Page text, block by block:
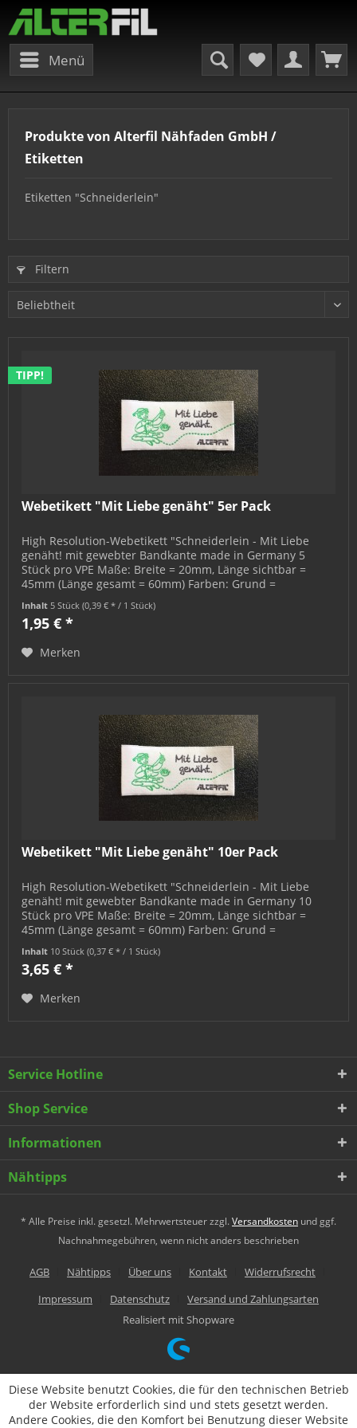
Menü
Produkte von Alterfil Nähfaden GmbH /
Etiketten
Etiketten "Schneiderlein"
Filtern
TIPP!
Webetikett "Mit Liebe genäht" 5er Pack
High Resolution-Webetikett "Schneiderlein - Mit Liebe
genäht! mit gewebter Bandkante made in Germany 5
Stück pro VPE Maße: Breite = 20mm, Länge sichtbar =
45mm (Länge gesamt = 60mm) Farben: Grund =
Inhalt5 Stück(0,39 € * / 1 Stück)
1,95 € *
Merken
Webetikett "Mit Liebe genäht" 10er Pack
High Resolution-Webetikett "Schneiderlein - Mit Liebe
genäht! mit gewebter Bandkante made in Germany 10
Stück pro VPE Maße: Breite = 20mm, Länge sichtbar =
45mm (Länge gesamt = 60mm) Farben: Grund =
Inhalt 10 Stück(0,37 € * / 1 Stück)
3,65 € *
Merken
Service Hotline
Shop Service
Informationen
Nähtipps
* Alle Preise inkl. gesetzl. Mehrwertsteuer zzgl. Versandkosten und ggf.
Nachnahmegebühren, wenn nicht anders beschrieben
AGB Nähtipps Über uns Kontakt
Widerrufsrecht
Impressum
Datenschutz
Versand und Zahlungsarten
Realisiert mit Shopware
Diese Website benutzt Cookies, die für den technischen Betrieb
der Website erforderlich sind und stets gesetzt werden.
Andere Cookies, die den Komfort bei Benutzung dieser Website